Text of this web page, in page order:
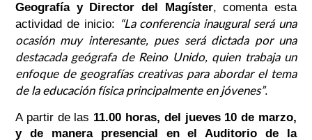
Geografía y Director del Magíster, comenta esta
actividad de inicio: “La conferencia inaugural será una
ocasión muy interesante, pues será dictada por una
destacada geógrafa de Reino Unido, quien trabaja un
enfoque de geografías creativas para abordar el tema
de la educación física principalmente en jóvenes”.
A partir de las 11.00 horas, del jueves 10 de marzo,
y de manera presencial en el Auditorio de la